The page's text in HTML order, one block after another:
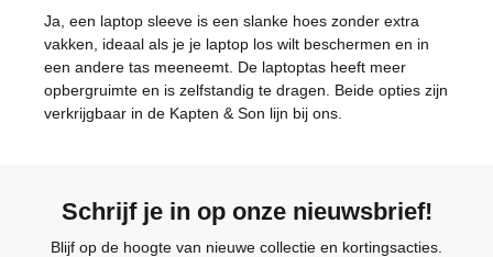
Ja, een laptop sleeve is een slanke hoes zonder extra
vakken, ideaal als je je laptop los wilt beschermen en in
een andere tas meeneemt. De laptoptas heeft meer
opbergruimte en is zelfstandig te dragen. Beide opties zijn
verkrijgbaar in de Kapten & Son lijn bij ons.
Schrijf je in op onze nieuwsbrief!
Blijf op de hoogte van nieuwe collectie en kortingsacties.